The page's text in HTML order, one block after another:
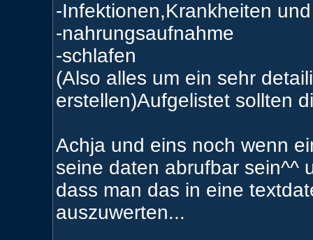
-Infektionen,Krankheiten
-nahrungsaufnahme
-schlafen
(Also alles um ein sehr
erstellen)Aufgelistet sollten
Achja und eins noch wenn
seine daten abrufbar sein^^
dass man das in eine
auszuwerten...